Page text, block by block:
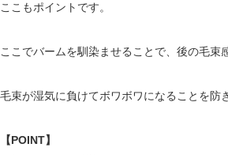
ここもポイントです。
ここでバームを馴染ませることで、後の毛束
毛束が湿気に負けてボワボワになることを防
【POINT】